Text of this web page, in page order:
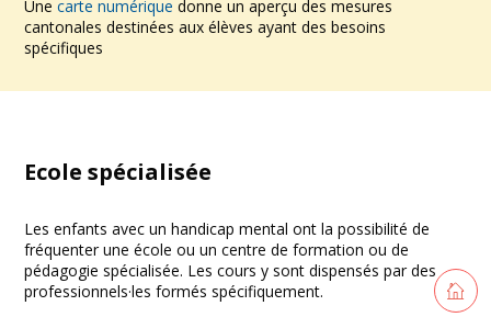
Une carte numérique donne un aperçu des mesures
cantonales destinées aux élèves ayant des besoins
spécifiques
Ecole spécialisée
Les enfants avec un handicap mental ont la possibilité de
fréquenter une école ou un centre de formation ou de
pédagogie spécialisée. Les cours y sont dispensés par des
professionnels·les formés spécifiquement.